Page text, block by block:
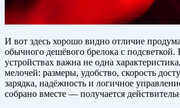
И вот здесь хорошо видно отличие
обычного дешёвого брелока с
устройствах важна не одна
мелочей: размеры, удобство, скорость
зарядка, надёжность и логичное
собрано вместе — получается